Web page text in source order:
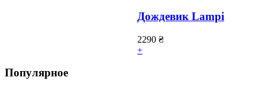
Дождевик Lampi
2290 ₴
+
Популярное